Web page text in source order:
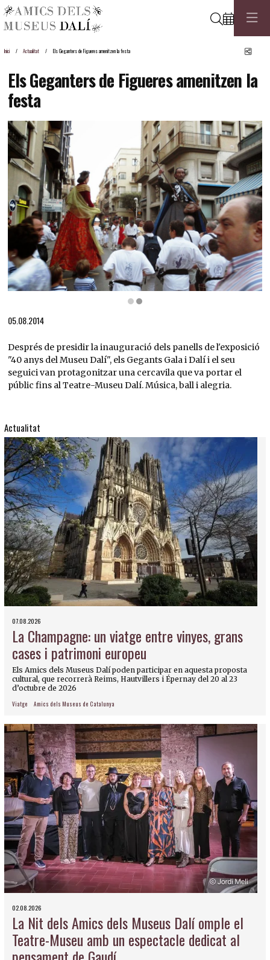
Cerca
Inici Actualitat Els Geganters de Figueres amenitzen la festa
Els Geganters de Figueres amenitzen la
festa
05.08.2014
Després de presidir la inauguració dels panells de l'exposició
"40 anys del Museu Dalí", els Gegants Gala i Dalí i el seu
seguici van protagonitzar una cercavila que va portar el
públic fins al Teatre-Museu Dalí. Música, ball i alegria.
Actualitat
07.08.2026
La Champagne: un viatge entre vinyes, grans
cases i patrimoni europeu
Els Amics dels Museus Dalí poden participar en aquesta proposta
cultural, que recorrerà Reims, Hautvillers i Épernay del 20 al 23
d’octubre de 2026
Viatge Amics dels Museus de Catalunya
02.08.2026
La Nit dels Amics dels Museus Dalí omple el
Teatre-Museu amb un espectacle dedicat al